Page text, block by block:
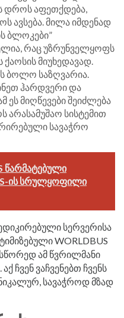
დროს აფეთქდება,
ავსება. მილა იმდენად
ბლოკები”
რაც უზრუნველყოფს
ქაოსის მიუხედავად.
ბოლო საზღვარია.
ჰარდვერი და
ეს მიღწევები შეიძლება
არასამუშაო სისტემით
სავაჭრო
წარმატებული
ის სრულყოფილი
სერვერისა
WORLDBUS
ამ წვრილმანი
ჩვენ ვაჩვენებთ ჩვენს
სავაჭროდ მზად